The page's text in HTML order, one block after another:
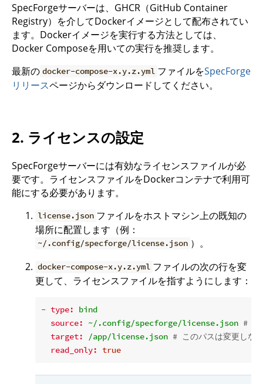
SpecForgeサーバーは、GHCR（GitHub Container
Registry）を介してDockerイメージとして配布されてい
ます。Dockerイメージを実行する方法としては、
Docker Composeを用いての実行を推奨します。
最新の docker-compose-x.y.z.yml ファイルをSpecForge
リリースページからダウンロードしてください。
2. ライセンスの設定
SpecForgeサーバーには有効なライセンスファイルが必
要です。ライセンスファイルをDockerコンテナで利用可
能にする必要があります。
license.json ファイルをホストマシン上の既知の
場所に配置します（例：
~/.config/specforge/license.json ）。
docker-compose-x.y.z.yml ファイルの次の行を変
更して、ライセンスファイルを指すようにします：
- type:
bind
source:
~/.config/specforge/license.json # こ
target:
/app/license.json # このパスは変更しな
read_only: true